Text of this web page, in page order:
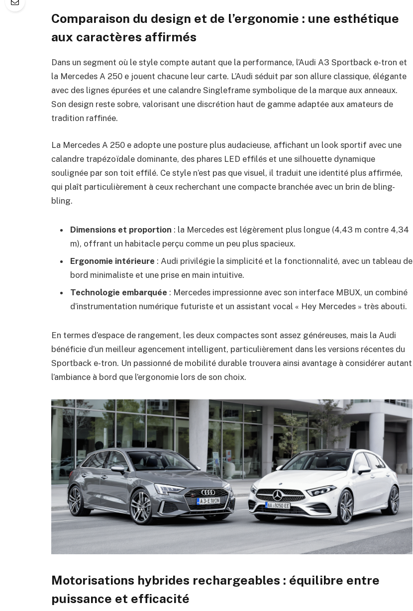
Comparaison du design et de l’ergonomie : une esthétique
aux caractères affirmés
Dans un segment où le style compte autant que la performance, l’Audi A3 Sportback e-tron et
la Mercedes A 250 e jouent chacune leur carte. L’Audi séduit par son allure classique, élégante
avec des lignes épurées et une calandre Singleframe symbolique de la marque aux anneaux.
Son design reste sobre, valorisant une discrétion haut de gamme adaptée aux amateurs de
tradition raffinée.
La Mercedes A 250 e adopte une posture plus audacieuse, affichant un look sportif avec une
calandre trapézoïdale dominante, des phares LED effilés et une silhouette dynamique
soulignée par son toit effilé. Ce style n’est pas que visuel, il traduit une identité plus affirmée,
qui plaît particulièrement à ceux recherchant une compacte branchée avec un brin de bling-
bling.
Dimensions et proportion : la Mercedes est légèrement plus longue (4,43 m contre 4,34
m), offrant un habitacle perçu comme un peu plus spacieux.
Ergonomie intérieure : Audi privilégie la simplicité et la fonctionnalité, avec un tableau de
bord minimaliste et une prise en main intuitive.
Technologie embarquée : Mercedes impressionne avec son interface MBUX, un combiné
d’instrumentation numérique futuriste et un assistant vocal « Hey Mercedes » très abouti.
En termes d’espace de rangement, les deux compactes sont assez généreuses, mais la Audi
bénéficie d’un meilleur agencement intelligent, particulièrement dans les versions récentes du
Sportback e-tron. Un passionné de mobilité durable trouvera ainsi avantage à considérer autant
l’ambiance à bord que l’ergonomie lors de son choix.
Motorisations hybrides rechargeables : équilibre entre
puissance et efficacité